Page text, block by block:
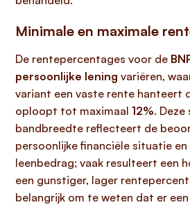
Minimale en maximale
De rentepercentages voor de
persoonlijke lening variëren,
variant een vaste rente hanteert
oploopt tot maximaal 12%. Deze
bandbreedte reflecteert de
persoonlijke financiële situatie
leenbedrag; vaak resulteert een
een gunstiger, lager
belangrijk om te weten dat er een